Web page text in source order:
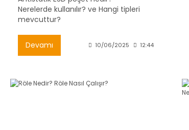
Nerelerde kullanılır? ve Hangi tipleri
mevcuttur?
Devamı 10/06/2025 12:44